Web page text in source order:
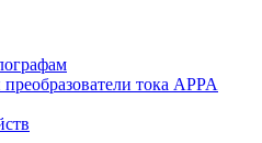
тока APPA